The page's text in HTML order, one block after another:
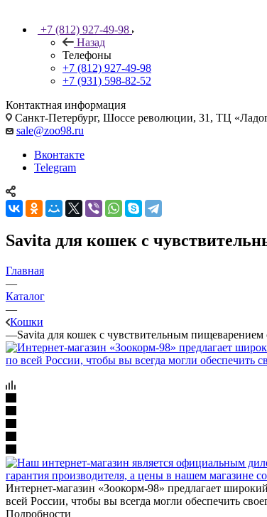
+7 (812) 927-49-98
Назад
Телефоны
+7 (812) 927-49-98
+7 (931) 598-82-52
Контактная информация
Санкт-Петербург, Шоссе революции, 31, ТЦ
sale@zoo98.ru
Вконтакте
Telegram
Savita для кошек с
Главная
—
Каталог
—
Кошки
—Savita для кошек с чувствительным
Интернет-магазин «Зоокорм-98» предлагает
всей России, чтобы вы всегда могли обеспечить
Подробности